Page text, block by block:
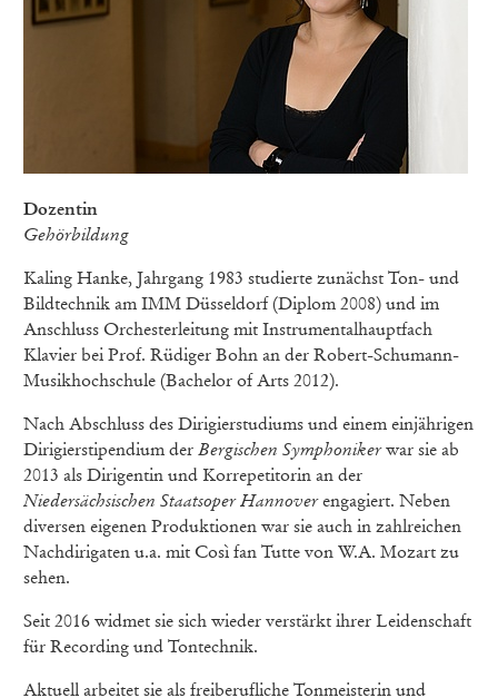
Dozentin
Gehörbildung
Kaling Hanke, Jahrgang 1983 studierte zunächst Ton- und
Bildtechnik am IMM Düsseldorf (Diplom 2008) und im
Anschluss Orchesterleitung mit Instrumentalhauptfach
Klavier bei Prof. Rüdiger Bohn an der Robert-Schumann-
Musikhochschule (Bachelor of Arts 2012).
Nach Abschluss des Dirigierstudiums und einem einjährigen
Dirigierstipendium der Bergischen Symphonikerwar sie ab
2013 als Dirigentin und Korrepetitorin an der
Niedersächsischen Staatsoper Hannoverengagiert. Neben
diversen eigenen Produktionen war sie auch in zahlreichen
Nachdirigaten u.a. mit Così fan Tutte von W.A. Mozart zu
sehen.
Seit 2016 widmet sie sich wieder verstärkt ihrer Leidenschaft
für Recording und Tontechnik.
Aktuell arbeitet sie als freiberufliche Tonmeisterin und